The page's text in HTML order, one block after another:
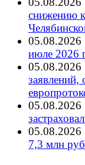
снижению
05.08.2026
июле 2026
05.08.2026
05.08.2026
05.08.2026
7,3 млн